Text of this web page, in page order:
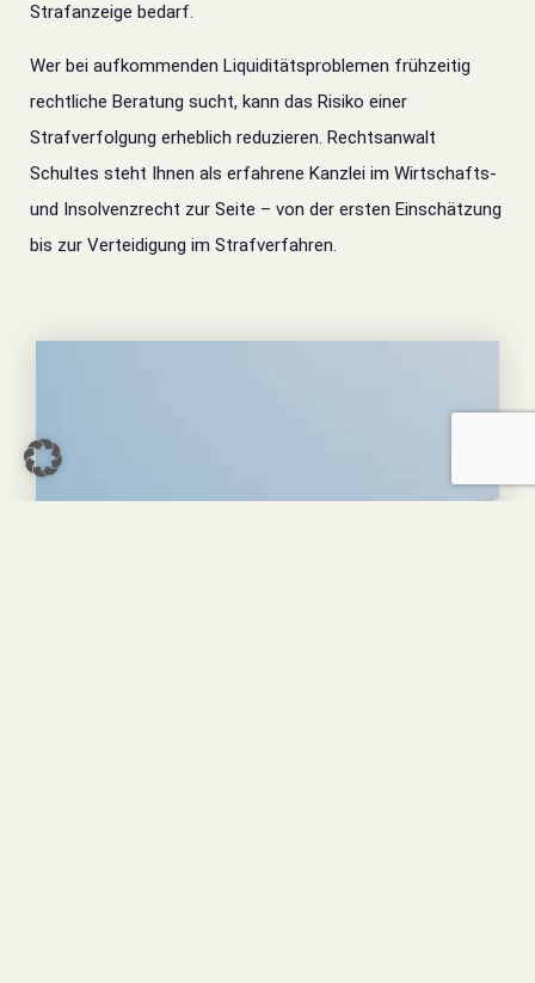
Strafanzeige bedarf.
Wer bei aufkommenden Liquiditätsproblemen frühzeitig
rechtliche Beratung sucht, kann das Risiko einer
Strafverfolgung erheblich reduzieren. Rechtsanwalt
Schultes steht Ihnen als erfahrene Kanzlei im Wirtschafts-
und Insolvenzrecht zur Seite – von der ersten Einschätzung
bis zur Verteidigung im Strafverfahren.